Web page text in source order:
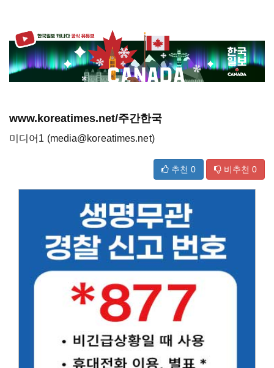
www.koreatimes.net/주간한국
미디어1 (media@koreatimes.net)
추천 0 비추천 0